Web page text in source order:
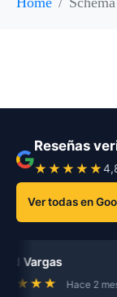
Reseñas
★★★★★
Ver todas en
Vargas
Hace 2 meses